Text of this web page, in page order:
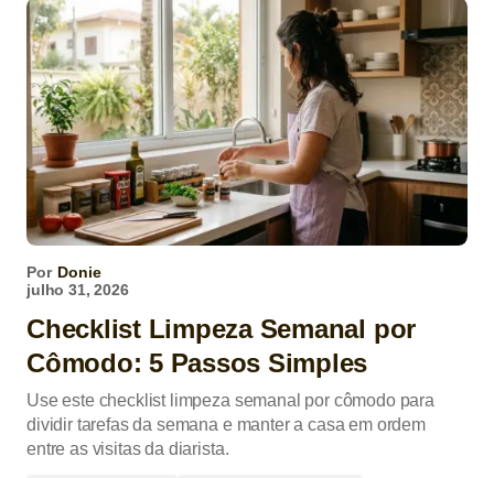
Por Donie
julho 31, 2026
Checklist Limpeza Semanal por
Cômodo: 5 Passos Simples
Use este checklist limpeza semanal por cômodo para
dividir tarefas da semana e manter a casa em ordem
entre as visitas da diarista.